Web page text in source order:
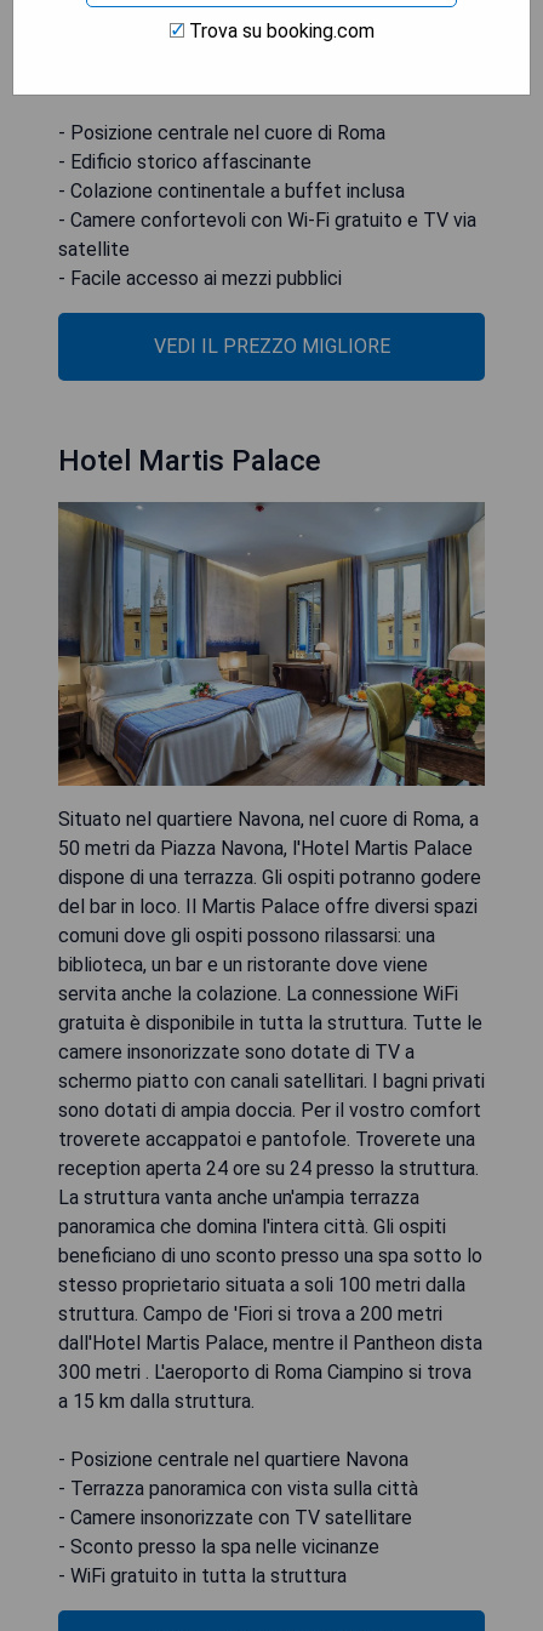
accesso ai mezzi pubblici, inclusi bus e linee della
- Posizione centrale nel cuore di Roma
- Edificio storico affascinante
- Colazione continentale a buffet inclusa
- Camere confortevoli con Wi-Fi gratuito e TV via
satellite
- Facile accesso ai mezzi pubblici
VEDI IL PREZZO MIGLIORE
Hotel Martis Palace
Situato nel quartiere Navona, nel cuore di Roma, a
50 metri da Piazza Navona, l'Hotel Martis Palace
dispone di una terrazza. Gli ospiti potranno godere
del bar in loco. Il Martis Palace offre diversi spazi
comuni dove gli ospiti possono rilassarsi: una
biblioteca, un bar e un ristorante dove viene
servita anche la colazione. La connessione WiFi
gratuita è disponibile in tutta la struttura. Tutte le
camere insonorizzate sono dotate di TV a
schermo piatto con canali satellitari. I bagni privati
sono dotati di ampia doccia. Per il vostro comfort
troverete accappatoi e pantofole. Troverete una
reception aperta 24 ore su 24 presso la struttura.
La struttura vanta anche un'ampia terrazza
panoramica che domina l'intera città. Gli ospiti
beneficiano di uno sconto presso una spa sotto lo
stesso proprietario situata a soli 100 metri dalla
struttura. Campo de 'Fiori si trova a 200 metri
dall'Hotel Martis Palace, mentre il Pantheon dista
300 metri . L'aeroporto di Roma Ciampino si trova
a 15 km dalla struttura.
- Posizione centrale nel quartiere Navona
- Terrazza panoramica con vista sulla città
- Camere insonorizzate con TV satellitare
- Sconto presso la spa nelle vicinanze
- WiFi gratuito in tutta la struttura
Trova su booking.com